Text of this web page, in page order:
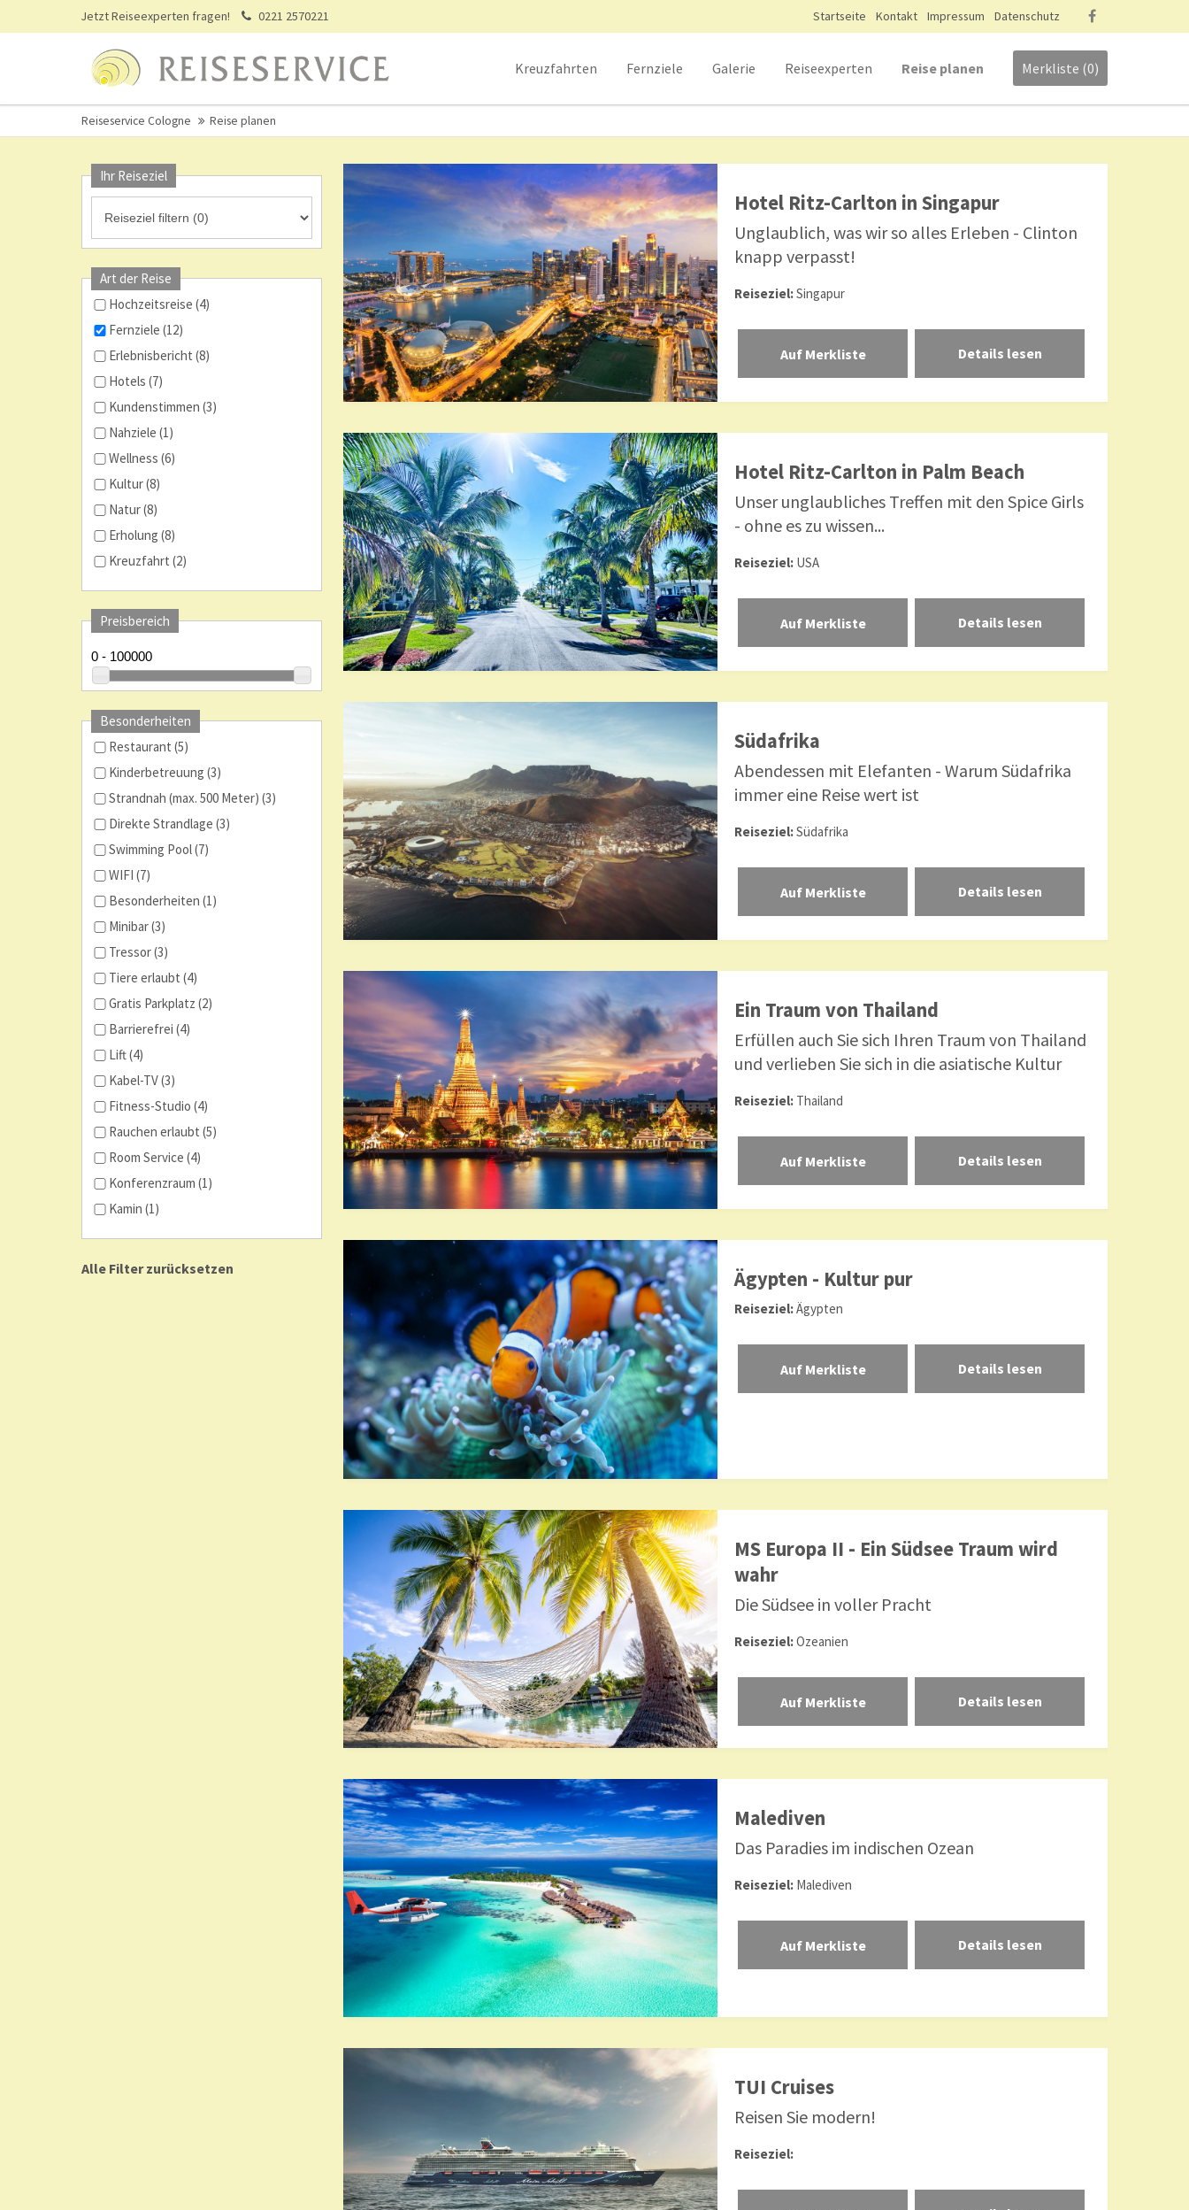
Startseite Kontakt Impressum Datenschutz
Jetzt Reiseexperten fragen! 0221 2570221
Kreuzfahrten Fernziele Galerie Reiseexperten Reise planen Merkliste (0)
Reiseservice Cologne Reise planen
Ihr Reiseziel
Art der Reise
Hochzeitsreise (4)
Fernziele (12)
Erlebnisbericht (8)
Hotels (7)
Kundenstimmen (3)
Nahziele (1)
Wellness (6)
Kultur (8)
Natur (8)
Erholung (8)
Kreuzfahrt (2)
Preisbereich
Besonderheiten
Restaurant (5)
Kinderbetreuung (3)
Strandnah (max. 500 Meter) (3)
Direkte Strandlage (3)
Swimming Pool (7)
WIFI (7)
Besonderheiten (1)
Minibar (3)
Tressor (3)
Tiere erlaubt (4)
Gratis Parkplatz (2)
Barrierefrei (4)
Lift (4)
Kabel-TV (3)
Fitness-Studio (4)
Rauchen erlaubt (5)
Room Service (4)
Konferenzraum (1)
Kamin (1)
Hotel Ritz-Carlton in Singapur
Unglaublich, was wir so alles Erleben - Clinton
knapp verpasst!
Reiseziel:Singapur
Details lesen
Hotel Ritz-Carlton in Palm Beach
Unser unglaubliches Treffen mit den Spice Girls
- ohne es zu wissen...
Reiseziel: USA
Details lesen
Südafrika
Abendessen mit Elefanten - Warum Südafrika
immer eine Reise wert ist
Reiseziel:Südafrika
Details lesen
Ein Traum von Thailand
Erfüllen auch Sie sich Ihren Traum von Thailand
und verlieben Sie sich in die asiatische Kultur
Reiseziel: Thailand
Details lesen
Ägypten - Kultur pur
Reiseziel:Ägypten
Details lesen
MS Europa II - Ein Südsee Traum wird
wahr
Die Südsee in voller Pracht
Reiseziel:Ozeanien
Details lesen
Malediven
Das Paradies im indischen Ozean
Reiseziel: Malediven
Details lesen
TUI Cruises
Reisen Sie modern!
Reiseziel: